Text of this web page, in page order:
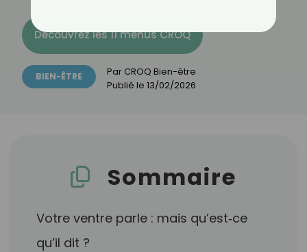
Découvrez les 11 menus CROQ
BIEN-ÊTRE Par CROQ Bien-être
Publié le 13/02/2026
Sommaire
Votre ventre parle : mais qu’est‑ce
qu’il dit ?